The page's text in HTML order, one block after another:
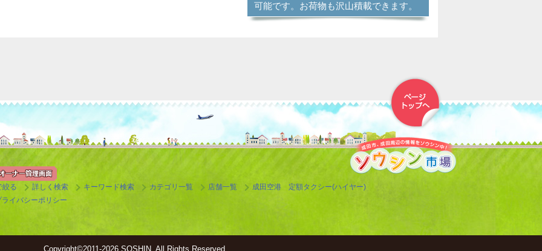
可能です。お荷物も沢山積載できます。
絞る 詳しく検索 キーワード検索 カテゴリ一覧 店舗一覧
成田空港 定額タクシー(ハイヤー)
ライバシーポリシー
Copyright©2011-2026 SOSHIN. All Rights Reserved.